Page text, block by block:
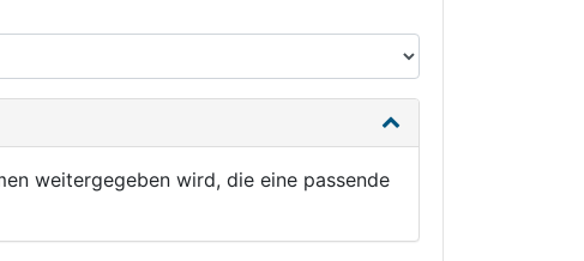
weitergegeben wird, die eine passende